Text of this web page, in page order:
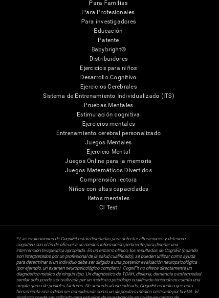
Para Familias
Para Profesionales
Para investigadores
Educación
Patente
Babybright®
Distribuidores
Ejercicios para niños
Desarrollo Cognitivo
Ejercicios Cerebrales
Sistema de Entrenamiento Individualizado (ITS)
Pruebas Mentales
Estimulación cognitiva
Ejercicios mentales
Entrenamiento cerebral personalizado
Juegos Mentales
Ejercicio Mental
Juegos Online para la memoria
Juegos Matemáticos Divertidos
Comprensión lectora
Niños con altas capacidades
Retos mentales
CI Test
* Las evaluaciones de CogniFit están diseñadas para detectar alteraciones y deterioro
cognitivo con el fin de ofrecer a un médico información pertinente para diseñar una
intervención terapéutica apropiada. En un entorno clínico, los resultados de CogniFit (cuando
son interpretados por un profesional de la salud cualificado), se pueden utilizar como ayuda
para determinar si un individuo debe ser dirigido a una posterior evaluación neuropsicológica
(por ejemplo, un examen neuropsicológico completo). CogniFit no ofrece directamente un
diagnóstico médico de ningún tipo. Un diagnóstico de TDAH, dislexia, demencia o enfermedad
similar sólo puede ser realizada por un médico o psicólogo cualificado teniendo en cuenta una
amplia gama de posibles factores. De acuerdo al uso indicado, CogniFit no indica que esta
herramienta sea o deba ser considerada como un dispositivo médico certicado por la FDA. El